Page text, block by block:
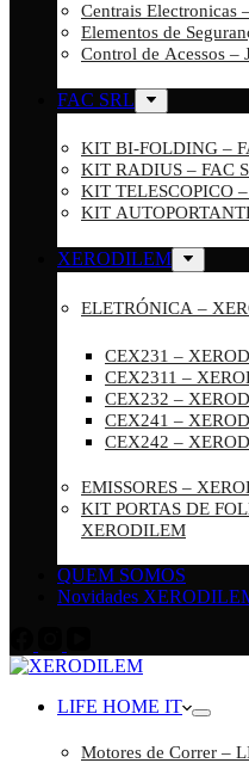
Centrais Electronicas
Elementos de
Control de Acessos –
FAC SRL
KIT BI-FOLDING –
KIT RADIUS – FAC
KIT TELESCOPICO
KIT
XERODILEM
ELETRÓNICA –
CEX231 –
CEX2311 –
CEX232 –
CEX241 –
CEX242 –
EMISSORES –
KIT PORTAS DE
XERODILEM
QUEM SOMOS
Novidades
LIFE HOME IT
Motores de Correr –